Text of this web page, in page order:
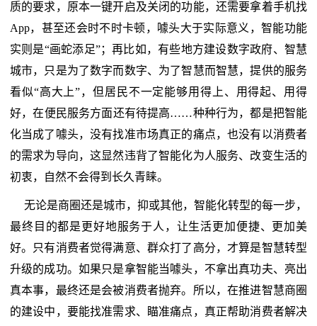
质的要求，原本一键开启及关闭的功能，还需要拿着手机找
App，甚至还会时不时卡顿，噱头大于实际意义，智能功能
实则是“画蛇添足”；再比如，有些地方建设数字政府、智慧
城市，只是为了数字而数字、为了智慧而智慧，提供的服务
看似“高大上”，但居民不一定能够用得上、用得起、用得
好，在便民服务方面还有待提高……种种行为，都是把智能
化当成了噱头，没有找准市场真正的痛点，也没有以消费者
的需求为导向，这显然违背了智能化为人服务、改变生活的
初衷，自然不会得到长久青睐。
无论是商圈还是城市，抑或其他，智能化转型的每一步，
最终目的都是更好地服务于人，让生活更加便捷、更加美
好。只有消费者觉得满意、群众打了高分，才算是智慧转型
升级的成功。如果只是拿智能当噱头，不拿出真功夫、亮出
真本事，最终还是会被消费者抛弃。所以，在推进智慧商圈
的建设中，要能找准需求、瞄准痛点，真正帮助消费者解决